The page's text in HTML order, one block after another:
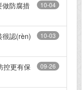
10-04
防腐措
10-03
認(rèn)
09-26
控更有保